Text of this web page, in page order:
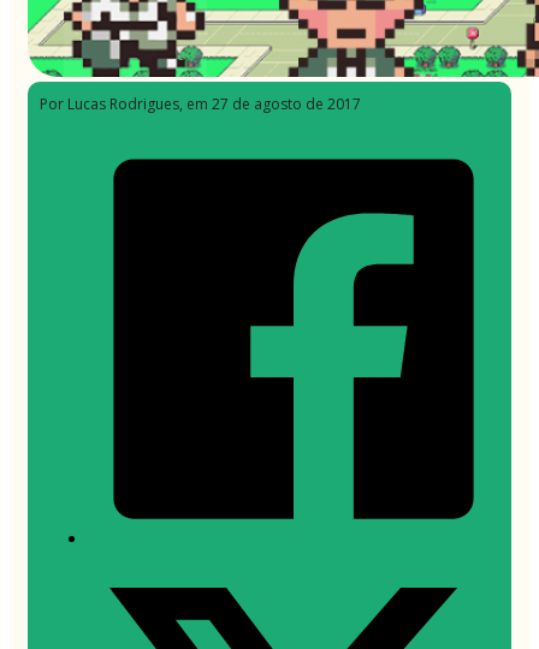
Por Lucas Rodrigues, em 27 de agosto de 2017